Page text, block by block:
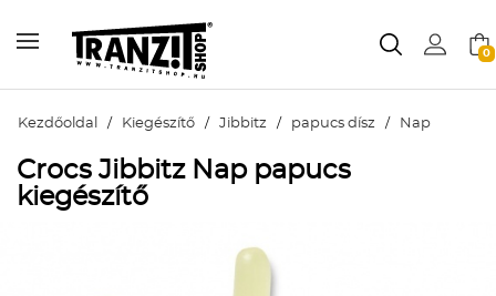
0
Kezdőoldal / Kiegészítő / Jibbitz / papucs dísz / Nap
Crocs Jibbitz Nap papucs
kiegészítő